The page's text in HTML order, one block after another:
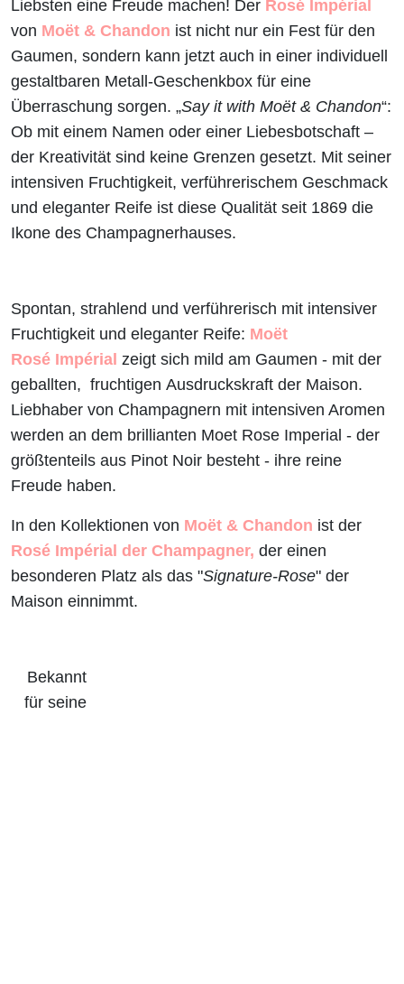
Liebsten eine Freude machen! Der Rosé Impérial
von Moët & Chandon ist nicht nur ein Fest für den
Gaumen, sondern kann jetzt auch in einer individuell
gestaltbaren Metall-Geschenkbox für eine
Überraschung sorgen. „Say it with Moët & Chandon“:
Ob mit einem Namen oder einer Liebesbotschaft –
der Kreativität sind keine Grenzen gesetzt. Mit seiner
intensiven Fruchtigkeit, verführerischem Geschmack
und eleganter Reife ist diese Qualität seit 1869 die
Ikone des Champagnerhauses.
Spontan, strahlend und verführerisch mit intensiver
Fruchtigkeit und eleganter Reife: Moët
Rosé Impérial zeigt sich mild am Gaumen - mit der
geballten, fruchtigen Ausdruckskraft der Maison.
Liebhaber von Champagnern mit intensiven Aromen
werden an dem brillianten Moet Rose Imperial - der
größtenteils aus Pinot Noir besteht - ihre reine
Freude haben.
In den Kollektionen von Moët & Chandon ist der
Rosé Impérial der Champagner, der einen
besonderen Platz als das "Signature-Rose" der
Maison einnimmt.
Bekannt
für seine